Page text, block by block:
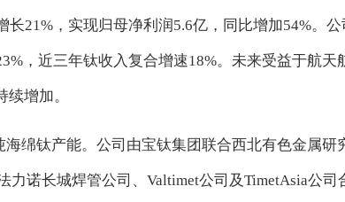
21%，实现归母净利润5.6亿，同比增加54%。
，近三年钛收入复合增速18%。未来受益于航
增加。
绵钛产能。公司由宝钛集团联合西北有色金属
诺长城焊管公司、Valtimet公司及TimetAsia公